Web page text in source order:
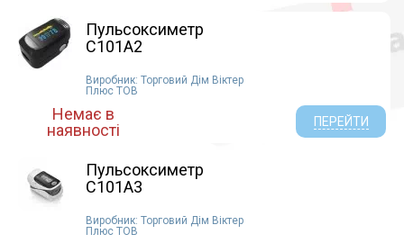
Пульсоксиметр
C101A2
Виробник: Торговий Дім Віктер
Плюс ТОВ
Немає в
наявності
ПЕРЕЙТИ
Пульсоксиметр
C101A3
Виробник: Торговий Дім Віктер
Плюс ТОВ